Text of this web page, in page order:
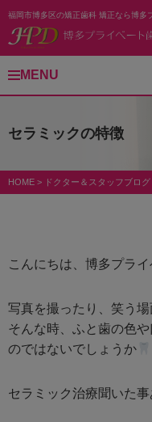
福岡市博多区の矯正歯科 矯正なら博多
MENU
セラミックの特徴
HOME > ドクター＆スタッフブログ
こんにちは、博多プラ
写真を撮ったり、笑う場
そんな時、ふと歯の色
のではないでしょうか
セラミック治療聞いた事